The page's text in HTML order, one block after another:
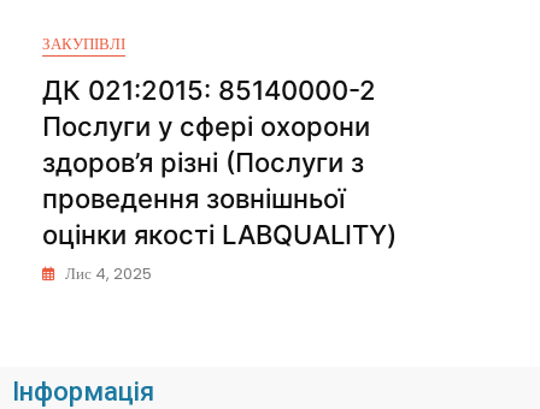
ЗАКУПІВЛІ
ДК 021:2015: 85140000-2
Послуги у сфері охорони
здоров’я різні (Послуги з
проведення зовнішньої
оцінки якості LABQUALITY)
Лис 4, 2025
Інформація